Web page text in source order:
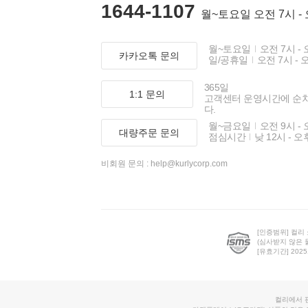
1644-1107 월~토요일 오전 7시 -
카카오톡 문의
월~토요일
오전 7시 -
일/공휴일
오전 7시 -
1:1 문의
365일
고객센터 운영시간에 순
다.
대량주문 문의
월~금요일
오전 9시 -
점심시간
낮 12시 - 오
비회원 문의 : help@kurlycorp.com
[인증범위] 컬리
(심사받지 않은
[유효기간]
컬리에서